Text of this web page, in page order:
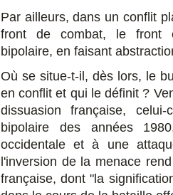
Par ailleurs, dans un conflit
front de combat, le front
bipolaire, en faisant
Où se situe-t-il, dès lors, le
en conflit et qui le définit ?
dissuasion française,
bipolaire des années
occidentale et à une
l'inversion de la menace
française, dont "la